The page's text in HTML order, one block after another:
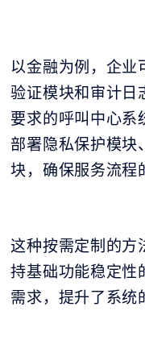
以金融为例，企
验证模块和审计日
要求的呼叫中心系
部署隐私保护模块
块，确保服务流程
这种按需定制的方
持基础功能稳定性
需求，提升了系统